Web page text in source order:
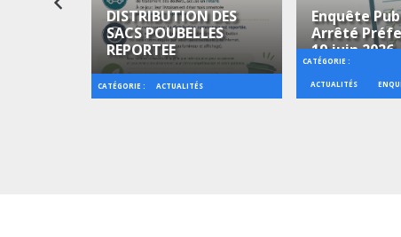
CATÉGORIE : ACTUALITÉS
DISTRIBUTION DES
SACS POUBELLES
REPORTEE
CATÉGORIE :
ACTUALITÉS
Enquête
Arrêté
19 juin 2026